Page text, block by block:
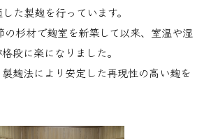
た製麹を行っています。
杉材で麹室を新築して以来、室温や湿
段に楽になりました。
麹法により安定した再現性の高い麹を